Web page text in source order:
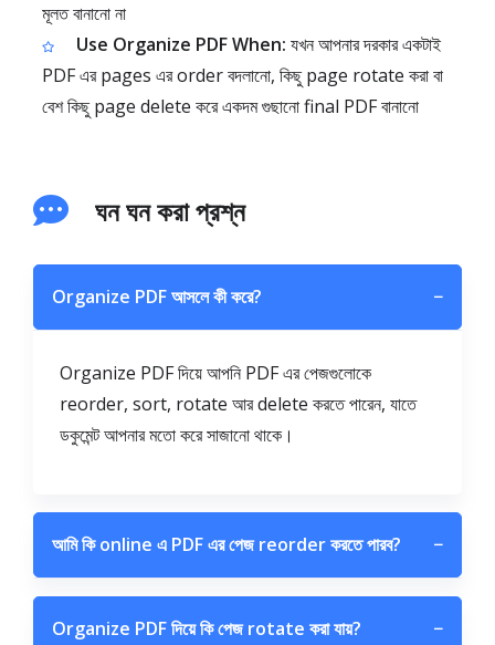
মূলত বানানো না
Use Organize PDF When: যখন আপনার দরকার একটাই
PDF এর pages এর order বদলানো, কিছু page rotate করা বা
বেশ কিছু page delete করে একদম গুছানো final PDF বানানো
ঘন ঘন করা প্রশ্ন
Organize PDF আসলে কী করে? −
Organize PDF দিয়ে আপনি PDF এর পেজগুলোকে
reorder, sort, rotate আর delete করতে পারেন, যাতে
ডকুমেন্ট আপনার মতো করে সাজানো থাকে।
আমি কি online এ PDF এর পেজ reorder করতে পারব? −
Organize PDF দিয়ে কি পেজ rotate করা যায়? −